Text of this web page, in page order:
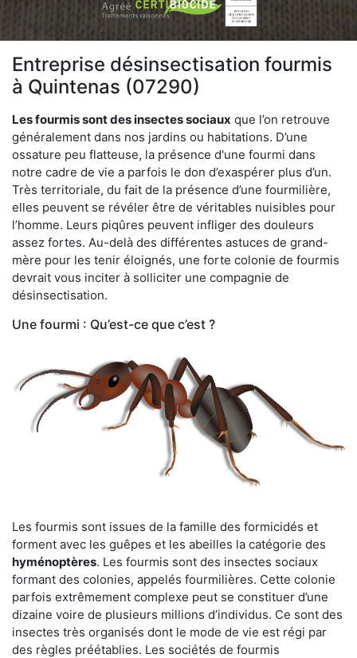
Entreprise désinsectisation fourmis
à Quintenas (07290)
Les fourmis sont des insectes sociaux que l’on retrouve
généralement dans nos jardins ou habitations. D’une
ossature peu flatteuse, la présence d'une fourmi dans
notre cadre de vie a parfois le don d’exaspérer plus d’un.
Très territoriale, du fait de la présence d’une fourmilière,
elles peuvent se révéler être de véritables nuisibles pour
l’homme. Leurs piqûres peuvent infliger des douleurs
assez fortes. Au-delà des différentes astuces de grand-
mère pour les tenir éloignés, une forte colonie de fourmis
devrait vous inciter à solliciter une compagnie de
désinsectisation.
Une fourmi : Qu’est-ce que c’est ?
Les fourmis sont issues de la famille des formicidés et
forment avec les guêpes et les abeilles la catégorie des
hyménoptères. Les fourmis sont des insectes sociaux
formant des colonies, appelés fourmilières. Cette colonie
parfois extrêmement complexe peut se constituer d’une
dizaine voire de plusieurs millions d’individus. Ce sont des
insectes très organisés dont le mode de vie est régi par
des règles préétablies. Les sociétés de fourmis